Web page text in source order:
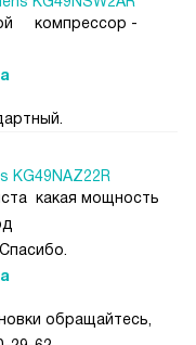
компрессор -
KG49NAZ22R
какая мощность
обращайтесь,